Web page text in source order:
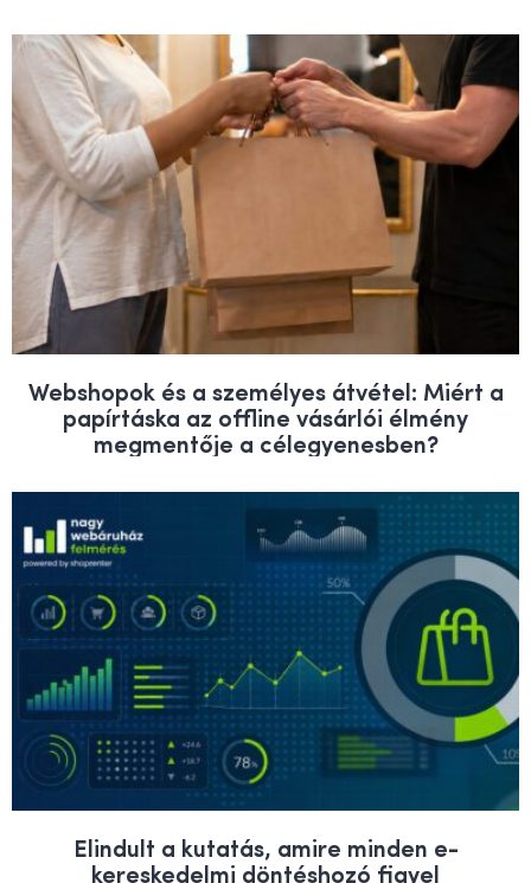
Webshopok és a személyes átvétel: Miért a
papírtáska az offline vásárlói élmény
megmentője a célegyenesben?
Elindult a kutatás, amire minden e-
kereskedelmi döntéshozó figyel